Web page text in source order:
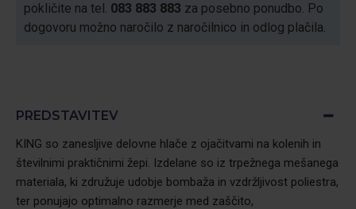
pokličite na tel. 083 883 883 za posebno ponudbo. Po
dogovoru možno naročilo z naročilnico in odlog plačila.
PREDSTAVITEV
KING so zanesljive delovne hlače z ojačitvami na kolenih in
številnimi praktičnimi žepi. Izdelane so iz trpežnega mešanega
materiala, ki združuje udobje bombaža in vzdržljivost poliestra,
ter ponujajo optimalno razmerje med zaščito,